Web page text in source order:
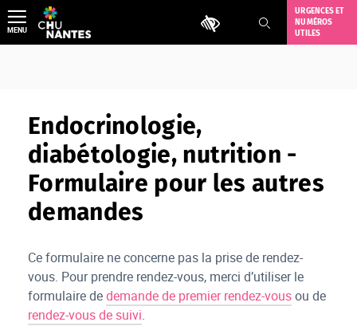
Aller
au
contenu
Outils d'accessibilité
URGENCES ET
NUMÉROS
UTILES
MENU
Endocrinologie,
diabétologie, nutrition -
Formulaire pour les autres
demandes
Ce formulaire ne concerne pas la prise de rendez-
vous. Pour prendre rendez-vous, merci d’utiliser le
formulaire dedemande de premier rendez-vousou de
rendez-vous de suivi.